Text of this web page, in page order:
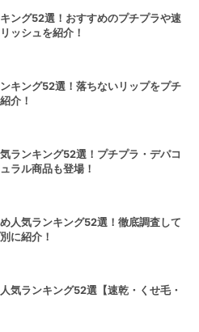
ング52選！おすすめのプチプラや速
ッシュを紹介！
キング52選！落ちないリップをプチ
介！
ランキング52選！プチプラ・デパコ
ラル商品も登場！
人気ランキング52選！徹底調査して
に紹介！
気ランキング52選【速乾・くせ毛・